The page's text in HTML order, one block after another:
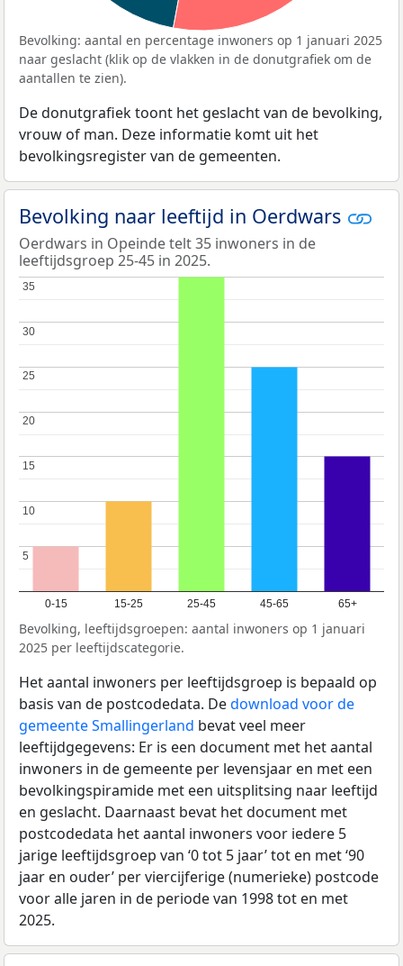
Bevolking: aantal en percentage inwoners op 1 januari 2025
naar geslacht (klik op de vlakken in de donutgrafiek om de
aantallen te zien).
De donutgrafiek toont het geslacht van de bevolking,
vrouw of man. Deze informatie komt uit het
bevolkingsregister van de gemeenten.
Bevolking naar leeftijd in Oerdwars
Oerdwars in Opeinde telt 35 inwoners in de
leeftijdsgroep 25-45 in 2025.
0-15 15-25 25-45 45-65 65+
5
5
10
10
15
15
20
20
25
25
30
30
35
35
Bevolking, leeftijdsgroepen: aantal inwoners op 1 januari
2025 per leeftijdscategorie.
Het aantal inwoners per leeftijdsgroep is bepaald op
basis van de postcodedata. Dedownload voor de
gemeente Smallingerland bevat veel meer
leeftijdgegevens: Er is een document met het aantal
inwoners in de gemeente per levensjaar en met een
bevolkingspiramide met een uitsplitsing naar leeftijd
en geslacht. Daarnaast bevat het document met
postcodedata het aantal inwoners voor iedere 5
jarige leeftijdsgroep van ‘0 tot 5 jaar’ tot en met ‘90
jaar en ouder’ per viercijferige (numerieke) postcode
voor alle jaren in de periode van 1998 tot en met
2025.